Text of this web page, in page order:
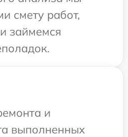
смету работ,
займемся
и
выполненных